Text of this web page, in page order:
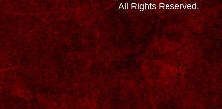
All Rights Reserved.